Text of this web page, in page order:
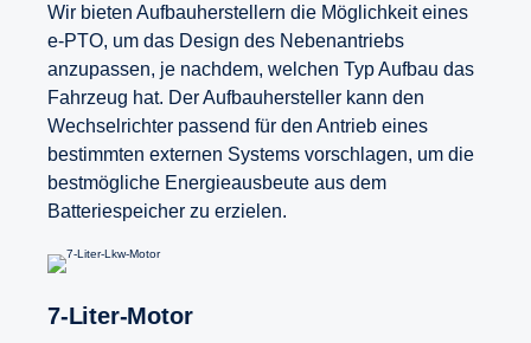
Wir bieten Aufbauherstellern die Möglichkeit eines
e-PTO, um das Design des Nebenantriebs
anzupassen, je nachdem, welchen Typ Aufbau das
Fahrzeug hat. Der Aufbauhersteller kann den
Wechselrichter passend für den Antrieb eines
bestimmten externen Systems vorschlagen, um die
bestmögliche Energieausbeute aus dem
Batteriespeicher zu erzielen.
7-​Liter-Motor